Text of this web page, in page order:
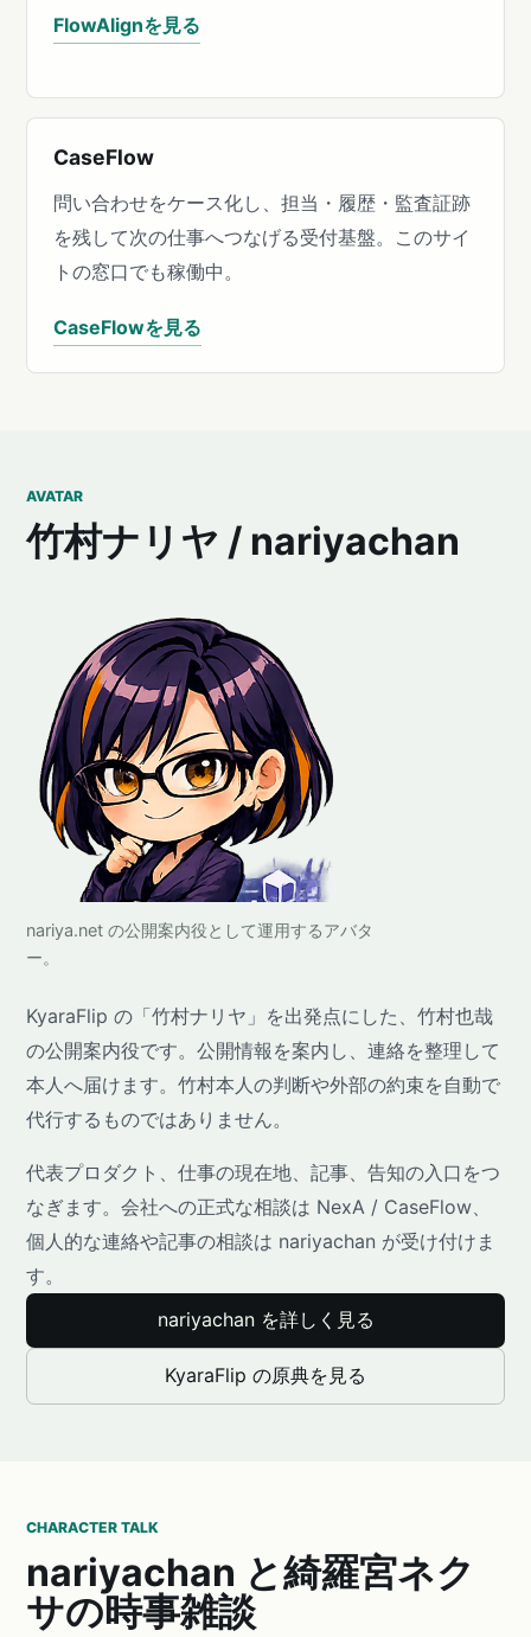
FlowAlignを見る
CaseFlow
問い合わせをケース化し、担当・履歴・監査証跡
を残して次の仕事へつなげる受付基盤。このサイ
トの窓口でも稼働中。
CaseFlowを見る
AVATAR
竹村ナリヤ / nariyachan
nariya.net の公開案内役として運用するアバタ
ー。
KyaraFlip の「竹村ナリヤ」を出発点にした、竹村也哉
の公開案内役です。公開情報を案内し、連絡を整理して
本人へ届けます。竹村本人の判断や外部の約束を自動で
代行するものではありません。
代表プロダクト、仕事の現在地、記事、告知の入口をつ
なぎます。会社への正式な相談は NexA / CaseFlow、
個人的な連絡や記事の相談は nariyachan が受け付けま
す。
nariyachan を詳しく見る
KyaraFlip の原典を見る
CHARACTER TALK
nariyachan と綺羅宮ネク
サの時事雑談